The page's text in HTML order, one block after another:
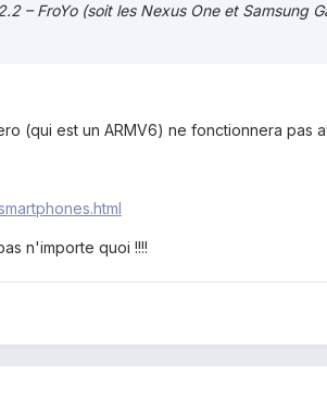
– FroYo (soit les Nexus One et Samsung
(qui est un ARMV6) ne fonctionnera pas
n'importe quoi !!!!